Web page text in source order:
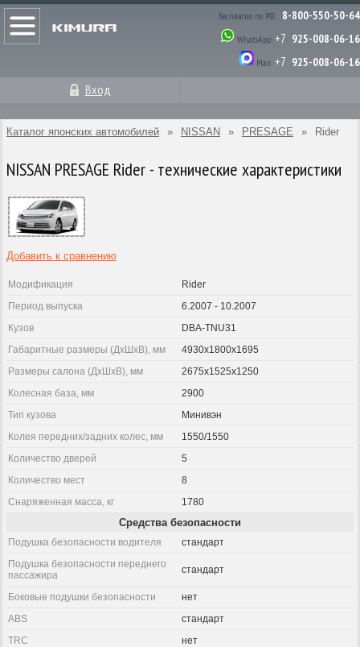
Бесплатно по РФ: 8-800-550-50-64
WhatsApp: +7 925-008-06-16
Max: +7 925-008-06-16
Вход
Каталог японских автомобилей » NISSAN » PRESAGE » Rider
NISSAN PRESAGE Rider - технические характеристики
Добавить к сравнению
Модификация
Rider
Период выпуска
6.2007 - 10.2007
Кузов
DBA-TNU31
Габаритные размеры (ДхШхВ), мм
4930x1800x1695
Размеры салона (ДхШхВ), мм
2675x1525x1250
Колесная база, мм
2900
Тип кузова
Минивэн
Колея передних/задних колес, мм
1550/1550
Количество дверей
5
Количество мест
8
Снаряженная масса, кг
1780
Средства безопасности
Подушка безопасности водителя
стандарт
Подушка безопасности переднего
пассажира
стандарт
Боковые подушки безопасности
нет
ABS
стандарт
TRC
нет